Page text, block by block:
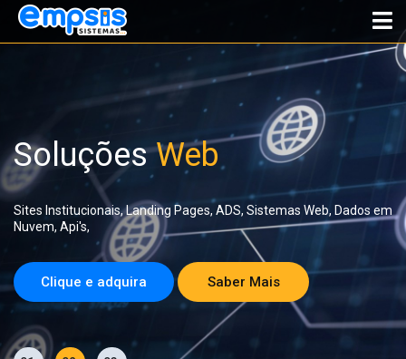
SoluçõesWeb
Sites Institucionais, Landing Pages, ADS, Sistemas Web, Dados em
Nuvem, Api's,
Clique e adquira Saber Mais